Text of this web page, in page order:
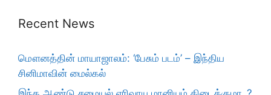
Recent News
மௌனத்தின் மாயாஜாலம்: ‘பேசும் படம்’ – இந்திய
சினிமாவின் மைல்கல்